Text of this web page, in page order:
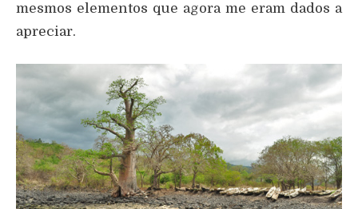
mesmos elementos que agora me eram dados a
apreciar.